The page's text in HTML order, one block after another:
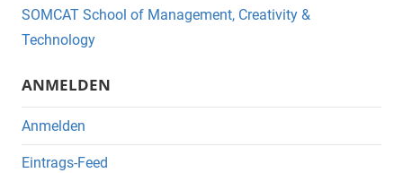
o
o
k
SOMCAT School of Management, Creativity &
Technology
ANMELDEN
Anmelden
Eintrags-Feed